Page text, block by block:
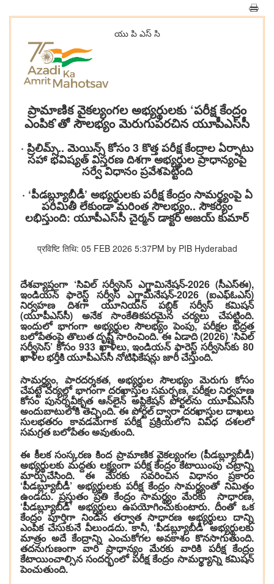
యు పి ఎస్ సి
ప్రామాణిక వైకల్యంగల అభ్యర్థులకు ‘పరీక్ష కేంద్రం
ఎంపిక’తో సౌలభ్యం మెరుగుపరచిన యూపీఎస్‌సీ
· ప్రిలిమ్స్.. మెయిన్స్ కోసం 3 కొత్త పరీక్ష కేంద్రాల ఏర్పాటు
సహా భవిష్యత్‌ విస్తరణ దిశగా అభ్యర్థుల ప్రాధాన్యంపై
సర్వే విధానం ప్రవేశపెట్టింది
· ‘పీడబ్ల్యూబీడీ’ అభ్యర్థులకు పరీక్ష కేంద్రం సామర్థ్యంపై ఏ
పరిమితీ లేకుండా మరింత సౌలభ్యం.. సౌకర్యం
లభిస్తుంది: యూపీఎస్‌సీ చైర్మన్ డాక్టర్ అజయ్ కుమార్
प्रविष्टि तिथि: 05 FEB 2026 5:37PM by PIB Hyderabad
దేశవ్యాప్తంగా ‘సివిల్ సర్వీసెస్ ఎగ్జామినేషన్-2026 (సీఎస్ఈ),
ఇండియన్ ఫారెస్ట్ సర్వీస్ ఎగ్జామినేషన్-2026 (ఐఎఫ్ఓఎస్)
నిర్వహణ దిశగా యూనియన్ పబ్లిక్ సర్వీస్ కమిషన్
(యూపీఎస్‌సీ) అనేక సాంకేతికపరమైన చర్యలు చేపట్టింది.
ఇందులో భాగంగా అభ్యర్థుల సౌలభ్యం పెంపు, పరీక్షల భద్రత
బలోపేతంపై తొలుత దృష్టి సారించింది. ఈ ఏడాది (2026) ‘సివిల్
సర్వీసెస్’ కోసం 933 ఖాళీలు, ఇండియన్ ఫారెస్ట్ సర్వీసెస్‌కు 80
ఖాళీల భర్తీకి యూపీఎస్‌సీ నోటిఫికేషన్లు జారీ చేస్తుంది.
సామర్థ్యం, పారదర్శకత, అభ్యర్థుల సౌలభ్యం మెరుగు కోసం
చేపట్టే చర్యల్లో భాగంగా దరఖాస్తుల సమర్పణ, పరీక్షల నిర్వహణ
కోసం పునర్నవీకృత ఆన్‌లైన్ అప్లికేషన్ పోర్టల్‌ను యూపీఎస్‌సీ
అందుబాటులోకి తెచ్చింది. ఈ పోర్టల్ ద్వారా దరఖాస్తుల దాఖలు
సులభతరం కావడమేగాక పరీక్ష ప్రక్రియలోని వివిధ దశలలో
సమగ్రత బలోపేతం అవుతుంది.
ఈ కీలక సంస్కరణ కింద ప్రామాణిక వైకల్యంగల (పీడబ్ల్యూబీడీ)
అభ్యర్థులకు మద్దతు లక్ష్యంగా పరీక్ష కేంద్రం కేటాయింపు చట్రాన్ని
మార్పుచేసింది. ఈ మేరకు సవరించిన విధానం ప్రకారం
‘పీడబ్ల్యూబీడీ’ అభ్యర్థులకు పరీక్ష కేంద్రం సామర్థ్యంతో నిమిత్తం
ఉండదు. ప్రస్తుతం ప్రతి కేంద్రం సామర్థ్యం మేరకు సాధారణ,
‘పీడబ్ల్యూబీడీ’ అభ్యర్థులు ఉపయోగించుకుంటారు. దీంతో ఒక
కేంద్రం పూర్తిగా నిండిన తర్వాత సాధారణ అభ్యర్థులు దాన్ని
ఎంపిక చేసుకునే వీలుండదు. కానీ, ‘పీడబ్ల్యూబీడీ’ అభ్యర్థులకు
మాత్రం అదే కేంద్రాన్ని ఎంచుకోగల అవకాశం కొనసాగుతుంది.
తదనుగుణంగా వారి ప్రాధాన్యం మేరకు వారికి పరీక్ష కేంద్రం
కేటాయించాల్సిన సందర్భంలో పరీక్ష కేంద్రం సామర్థ్యాన్ని కమిషన్‌
పెంచుతుంది.